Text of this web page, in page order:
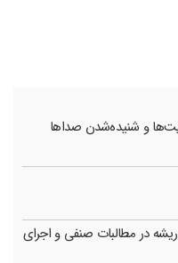
و شنیده‌شدن صداها
در مطالبات صنفی و اجرای